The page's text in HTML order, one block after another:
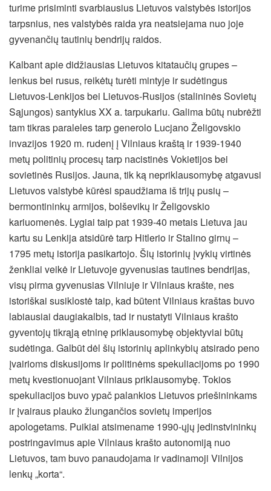
turime prisiminti svarbiausius Lietuvos valstybės istorijos
tarpsnius, nes valstybės raida yra neatsiejama nuo joje
gyvenančių tautinių bendrijų raidos.
Kalbant apie didžiausias Lietuvos kitataučių grupes –
lenkus bei rusus, reikėtų turėti mintyje ir sudėtingus
Lietuvos-Lenkijos bei Lietuvos-Rusijos (stalininės Sovietų
Sąjungos) santykius XX a. tarpukariu. Galima būtų nubrėžti
tam tikras paraleles tarp generolo Lucjano Želigovskio
invazijos 1920 m. rudenį į Vilniaus kraštą ir 1939-1940
metų politinių procesų tarp nacistinės Vokietijos bei
sovietinės Rusijos. Jauna, tik ką nepriklausomybę atgavusi
Lietuvos valstybė kūrėsi spaudžiama iš trijų pusių –
bermontininkų armijos, bolševikų ir Želigovskio
kariuomenės. Lygiai taip pat 1939-40 metais Lietuva jau
kartu su Lenkija atsidūrė tarp Hitlerio ir Stalino girnų –
1795 metų istorija pasikartojo. Šių istorinių įvykių virtinės
ženkliai veikė ir Lietuvoje gyvenusias tautines bendrijas,
visų pirma gyvenusias Vilniuje ir Vilniaus krašte, nes
istoriškai susiklostė taip, kad būtent Vilniaus kraštas buvo
labiausiai daugiakalbis, tad ir nustatyti Vilniaus krašto
gyventojų tikrąją etninę priklausomybę objektyviai būtų
sudėtinga. Galbūt dėl šių istorinių aplinkybių atsirado peno
įvairioms diskusijoms ir politinėms spekuliacijoms po 1990
metų kvestionuojant Vilniaus priklausomybę. Tokios
spekuliacijos buvo ypač palankios Lietuvos priešininkams
ir įvairaus plauko žlungančios sovietų imperijos
apologetams. Puikiai atsimename 1990-ųjų jedinstvininkų
postringavimus apie Vilniaus krašto autonomiją nuo
Lietuvos, tam buvo panaudojama ir vadinamoji Vilnijos
lenkų „korta“.